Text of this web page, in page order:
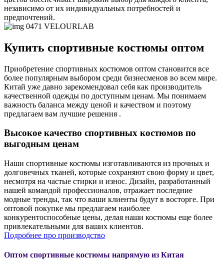
независимо от их индивидуальных потребностей и
предпочтений.
Купить спортивные костюмы оптом
Приобретение спортивных костюмов оптом становится все
более популярным выбором среди бизнесменов во всем мире.
Китай уже давно зарекомендовал себя как производитель
качественной одежды по доступным ценам. Мы понимаем
важность баланса между ценой и качеством и поэтому
предлагаем вам лучшие решения .
Высокое качество спортивных костюмов по
выгодным ценам
Наши спортивные костюмы изготавливаются из прочных и
долговечных тканей, которые сохраняют свою форму и цвет,
несмотря на частые стирки и износ. Дизайн, разработанный
нашей командой профессионалов, отражает последние
модные тренды, так что ваши клиенты будут в восторге. При
оптовой покупке мы предлагаем наиболее
конкурентоспособные цены, делая наши костюмы еще более
привлекательными для ваших клиентов.
Подробнее про производство
Оптом спортивные костюмы напрямую из Китая